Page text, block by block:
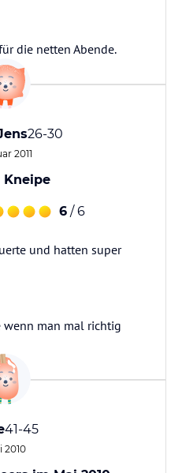
die netten Abende.
26-30
2011
Kneipe
6 / 6
und hatten super
man mal richtig
41-45
2010